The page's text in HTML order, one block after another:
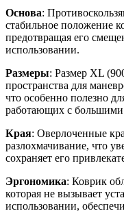
Основа:
стабильное положение
предотвращая его
использовании.
Размеры: Размер XL
пространства для
что особенно полезно
работающих с
Края: Оверлоченные
разлохмачивание, что
сохраняет его
Эргономика: Коврик
которая не вызывает
использовании,